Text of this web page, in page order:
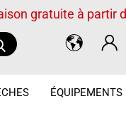
Recherche...
gratuite à partir
ÉQUIPEMENTS